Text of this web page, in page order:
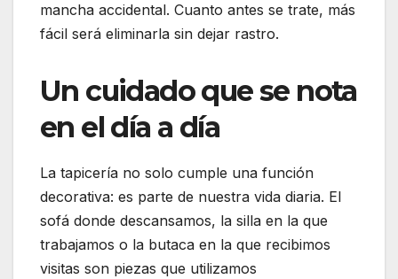
mancha accidental. Cuanto antes se trate, más
fácil será eliminarla sin dejar rastro.
Un cuidado que se nota
en el día a día
La tapicería no solo cumple una función
decorativa: es parte de nuestra vida diaria. El
sofá donde descansamos, la silla en la que
trabajamos o la butaca en la que recibimos
visitas son piezas que utilizamos